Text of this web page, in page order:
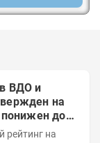
ВДО и
на
до
BBB.ru)